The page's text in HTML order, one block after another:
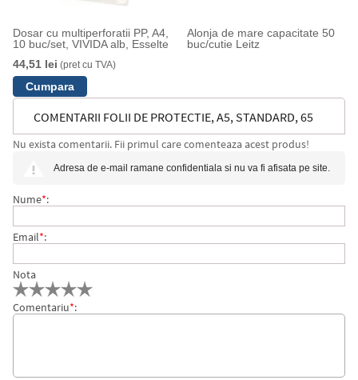
Dosar cu multiperforatii PP, A4,
10 buc/set, VIVIDA alb, Esselte
44,51 lei (pret cu TVA)
Alonja de mare capacitate 50
buc/cutie Leitz
COMENTARII FOLII DE PROTECTIE, A5, STANDARD, 65
MICRONI, 100 BUC/SET, ESSELTE
Nu exista comentarii. Fii primul care comenteaza acest produs!
Adresa de e-mail ramane confidentiala si nu va fi afisata pe site.
Nume*:
Email*:
Nota
Comentariu*: